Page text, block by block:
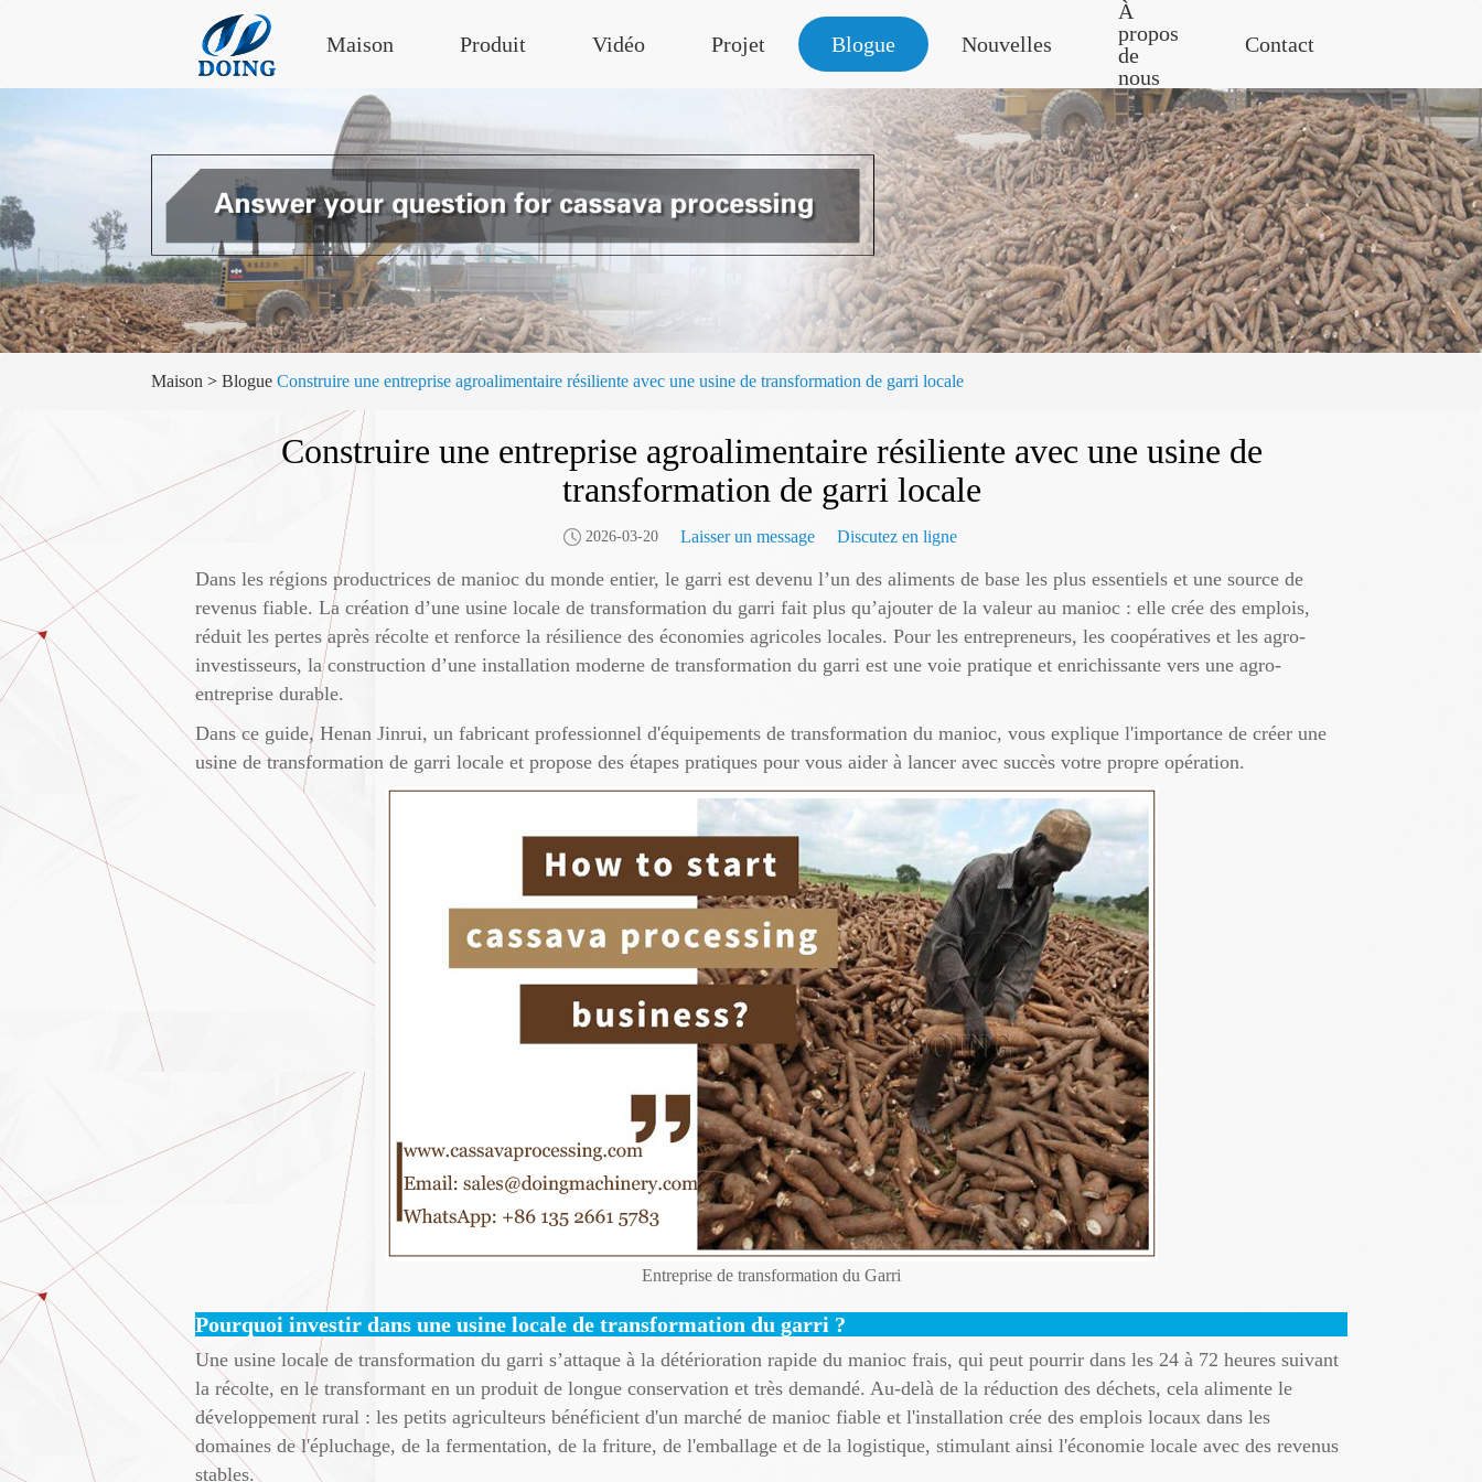
Maison Produit Vidéo Projet Blogue Nouvelles
À
propos
de
nous
Contact
Maison > Blogue Construire une entreprise agroalimentaire résiliente avec une usine de transformation de garri locale
Construire une entreprise agroalimentaire résiliente avec une usine de
transformation de garri locale
2026-03-20 Laisser un message Discutez en ligne
Dans les régions productrices de manioc du monde entier, le garri est devenu l’un des aliments de base les plus essentiels et une source de
revenus fiable. La création d’une usine locale de transformation du garri fait plus qu’ajouter de la valeur au manioc : elle crée des emplois,
réduit les pertes après récolte et renforce la résilience des économies agricoles locales. Pour les entrepreneurs, les coopératives et les agro-
investisseurs, la construction d’une installation moderne de transformation du garri est une voie pratique et enrichissante vers une agro-
entreprise durable.
Dans ce guide, Henan Jinrui, un fabricant professionnel d'équipements de transformation du manioc, vous explique l'importance de créer une
usine de transformation de garri locale et propose des étapes pratiques pour vous aider à lancer avec succès votre propre opération.
Entreprise de transformation du Garri
Pourquoi investir dans une usine locale de transformation du garri ?
Une usine locale de transformation du garri s’attaque à la détérioration rapide du manioc frais, qui peut pourrir dans les 24 à 72 heures suivant
la récolte, en le transformant en un produit de longue conservation et très demandé. Au-delà de la réduction des déchets, cela alimente le
développement rural : les petits agriculteurs bénéficient d'un marché de manioc fiable et l'installation crée des emplois locaux dans les
domaines de l'épluchage, de la fermentation, de la friture, de l'emballage et de la logistique, stimulant ainsi l'économie locale avec des revenus
stables.